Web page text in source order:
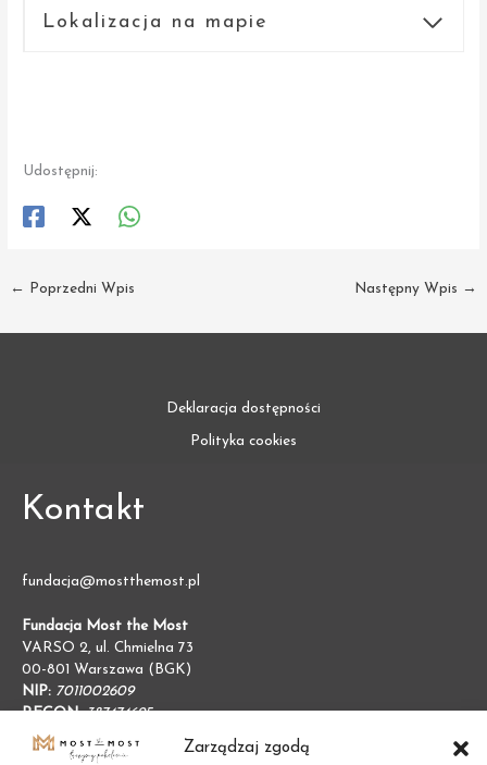
Zarządzaj zgodą
Lokalizacja na mapie
Udostępnij:
← Poprzedni Wpis Następny Wpis →
Deklaracja dostępności
Polityka cookies
Kontakt
fundacja@mostthemost.pl
Fundacja Most the Most
VARSO 2, ul. Chmielna 73
00-801 Warszawa (BGK)
NIP: 7011002609
REGON:387474695